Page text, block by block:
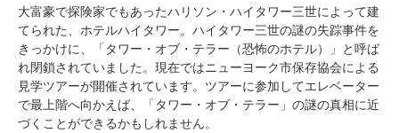
大富豪で探険家でもあったハリソン・ハイタワー三世によって建
てられた、ホテルハイタワー。ハイタワー三世の謎の失踪事件を
きっかけに、「タワー・オブ・テラー（恐怖のホテル）」と呼ば
れ閉鎖されていました。現在ではニューヨーク市保存協会による
見学ツアーが開催されています。ツアーに参加してエレベーター
で最上階へ向かえば、「タワー・オブ・テラー」の謎の真相に近
づくことができるかもしれません。